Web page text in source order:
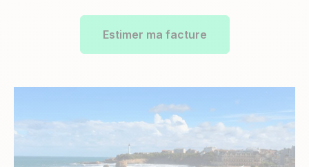
Estimer ma facture